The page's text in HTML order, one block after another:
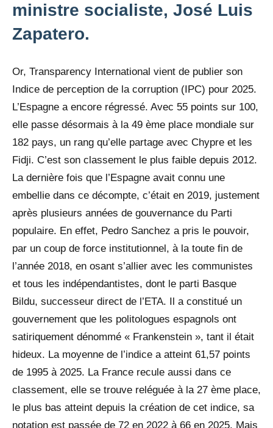
ministre socialiste, José Luis
Zapatero.
Or, Transparency International vient de publier son
Indice de perception de la corruption (IPC) pour 2025.
L’Espagne a encore régressé. Avec 55 points sur 100,
elle passe désormais à la 49 ème place mondiale sur
182 pays, un rang qu’elle partage avec Chypre et les
Fidji. C’est son classement le plus faible depuis 2012.
La dernière fois que l’Espagne avait connu une
embellie dans ce décompte, c’était en 2019, justement
après plusieurs années de gouvernance du Parti
populaire. En effet, Pedro Sanchez a pris le pouvoir,
par un coup de force institutionnel, à la toute fin de
l’année 2018, en osant s’allier avec les communistes
et tous les indépendantistes, dont le parti Basque
Bildu, successeur direct de l’ETA. Il a constitué un
gouvernement que les politologues espagnols ont
satiriquement dénommé « Frankenstein », tant il était
hideux. La moyenne de l’indice a atteint 61,57 points
de 1995 à 2025. La France recule aussi dans ce
classement, elle se trouve reléguée à la 27 ème place,
le plus bas atteint depuis la création de cet indice, sa
notation est passée de 72 en 2022 à 66 en 2025. Mais